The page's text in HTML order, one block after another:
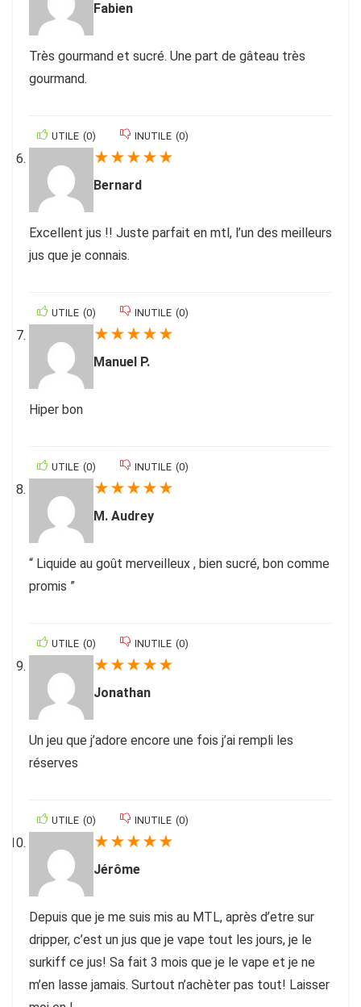
Fabien
Très gourmand et sucré. Une part de gâteau très
gourmand.
UTILE (0) INUTILE (0)
★★★★★
Bernard
Excellent jus !! Juste parfait en mtl, l’un des meilleurs
jus que je connais.
UTILE (0) INUTILE (0)
★★★★★
Manuel P.
Hiper bon
UTILE (0) INUTILE (0)
★★★★★
M. Audrey
“ Liquide au goût merveilleux , bien sucré, bon comme
promis ”
UTILE (0) INUTILE (0)
★★★★★
Jonathan
Un jeu que j’adore encore une fois j’ai rempli les
réserves
UTILE (0) INUTILE (0)
★★★★★
Jérôme
Depuis que je me suis mis au MTL, après d’etre sur
dripper, c’est un jus que je vape tout les jours, je le
surkiff ce jus! Sa fait 3 mois que je le vape et je ne
m’en lasse jamais. Surtout n’achèter pas tout! Laisser